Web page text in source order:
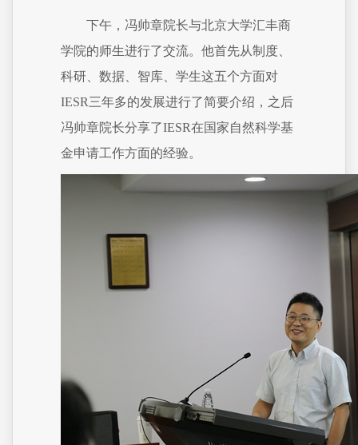
下午，冯帅章院长与北京大学汇丰商
学院的师生进行了交流。他首先从制度、
科研、数据、智库、学生这五个方面对
IESR三年多的发展进行了简要介绍，之后
冯帅章院长分享了IESR在国家自然科学基
金申请工作方面的经验。